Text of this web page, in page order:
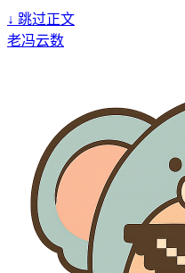
↓ 跳过正文
老冯云数